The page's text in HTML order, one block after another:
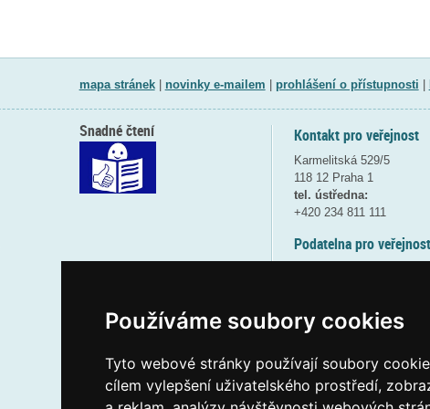
Používáme soubory cookies
Tyto webové stránky používají soubory
cílem vylepšení uživatelského prostředí,
mapa stránek| novinky e-mailem prohlášení o přístupnosti
Kontakt pro veřejnost
Karmelitská 529/5
118 12 Praha 1
tel. ústředna:
+420 234 811 111
Podatelna pro
(více informací
Elektronická podatelna:
Snadné čtení